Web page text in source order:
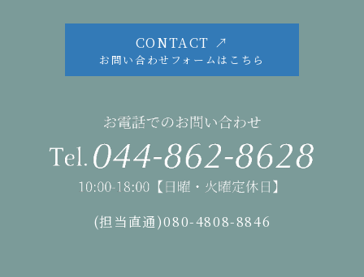
CONTACT ↗
お問い合わせフォームはこちら
(担当直通)080-4808-8846